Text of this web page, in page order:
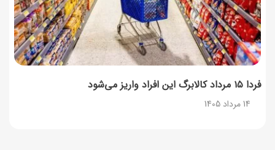
فردا ۱۵ مرداد کالابرگ این افراد واریز می‌شود
14 مرداد 1405